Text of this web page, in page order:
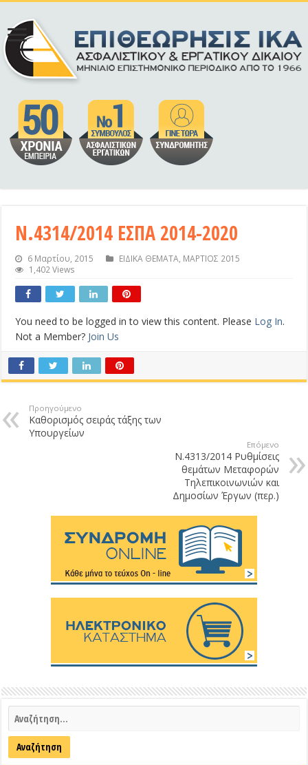
Ν.4314/2014 ΕΣΠΑ 2014-2020
6 Μαρτίου, 2015 ΕΙΔΙΚΑ ΘΕΜΑΤΑ, ΜΑΡΤΙΟΣ 2015
1,402 Views
You need to be logged in to view this content. Please Log In.
Not a Member? Join Us
Προηγούμενο
Καθορισμός σειράς τάξης των
Υπουργείων
Επόμενο
Ν.4313/2014 Ρυθμίσεις
θεμάτων Μεταφορών
Τηλεπικοινωνιών και
Δημοσίων Έργων (περ.)